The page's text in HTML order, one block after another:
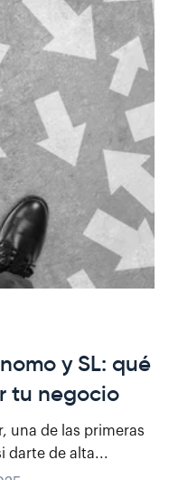
y SL: qué
tu negocio
una de las primeras
darte de alta...